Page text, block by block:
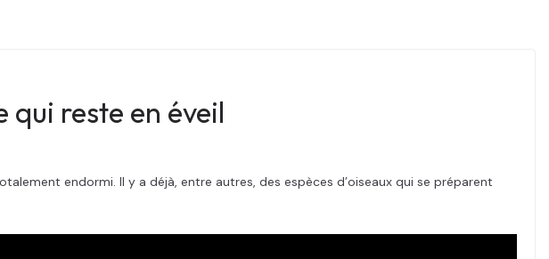
qui reste en éveil
endormi. Il y a déjà, entre autres, des espèces d’oiseaux qui se préparent